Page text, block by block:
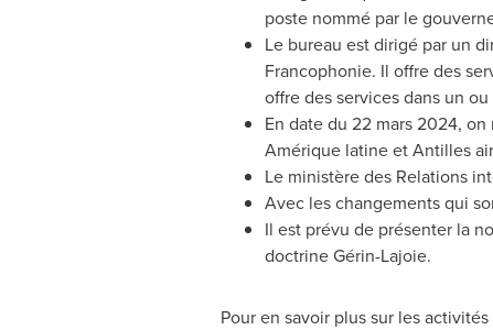
poste nommé par le
Le bureau est dirigé par un
Francophonie. Il offre des
offre des services dans un
En date du 22 mars 2024,
Amérique latine et Antilles
Le ministère des Relations
Avec les changements qui
Il est prévu de présenter la
doctrine Gérin-Lajoie.
Pour en savoir plus sur les